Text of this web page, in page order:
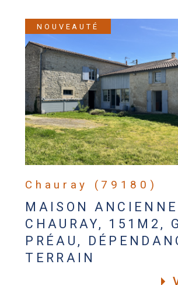
NOUVEAUTÉ
Chauray (79180)
MAISON ANCIENNE
CHAURAY, 151M2,
PRÉAU,
TERRAIN